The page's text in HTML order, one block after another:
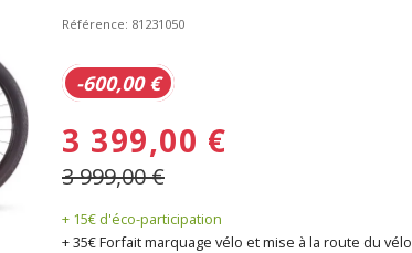
Référence: 81231050
-600,00 €
3 399,00 €
3 999,00 €
+ 15€ d'éco-participation
+ 35€ Forfait marquage vélo et mise à la route du vélo